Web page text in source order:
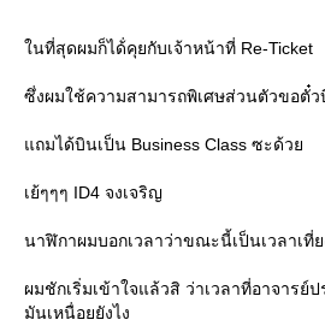
นที่สุดผมก็ได้่คุยกับเจ้าหน้าที่ Re-Ticket
ซึ่งผมใช้ความสามารถพิเศษส่วนตัวขอตั๋
ถมได้บินเป็น Business Class ซะด้ว
เย้ๆๆๆ ID4 จงเจริญ
นาฬิกาผมบอกเวลาว่าขณะนี้เป็นเวลาเที่
ผมชักเริ่มเข้าใจแล้วสิ ว่าเวลาที่อาจาร
มันเหนื่อยยังไง